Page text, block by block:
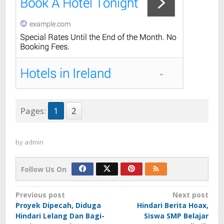
Pages: 1 2
by admin
Follow Us On
Post
navigation
Previous post
Proyek Dipecah, Diduga
Hindari Lelang Dan Bagi-
Next post
Hindari Berita Hoax,
Siswa SMP Belajar